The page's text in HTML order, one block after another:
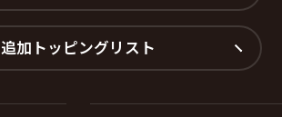
追加トッピングリスト